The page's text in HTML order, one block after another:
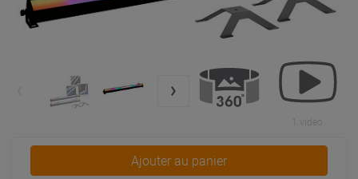
1 vidéo
Ajouter au panier